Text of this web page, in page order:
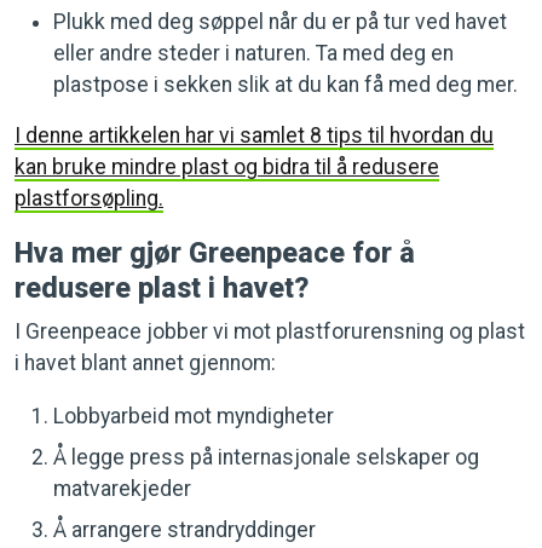
Plukk med deg søppel når du er på tur ved havet
eller andre steder i naturen. Ta med deg en
plastpose i sekken slik at du kan få med deg mer.
I denne artikkelen har vi samlet 8 tips til hvordan du
kan bruke mindre plast og bidra til å redusere
plastforsøpling.
Hva mer gjør Greenpeace for å
redusere plast i havet?
I Greenpeace jobber vi mot plastforurensning og plast
i havet blant annet gjennom:
Lobbyarbeid mot myndigheter
Å legge press på internasjonale selskaper og
matvarekjeder
Å arrangere strandryddinger